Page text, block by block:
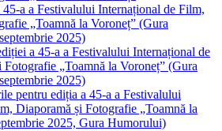
a a Festivalului Internațional de Film,
„Toamnă la Voroneț” (Gura
2025)
a 45-a a Festivalului Internațional de
„Toamnă la Voroneț” (Gura
2025)
pentru ediția a 45-a a Festivalului
Diaporamă și Fotografie „Toamnă la
2025, Gura Humorului)